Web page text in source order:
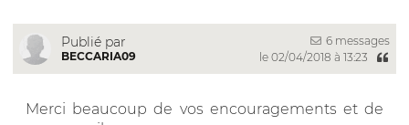
Publié par
BECCARIA09
6 messages
le 02/04/2018 à 13:23
Merci beaucoup de vos encouragements et de